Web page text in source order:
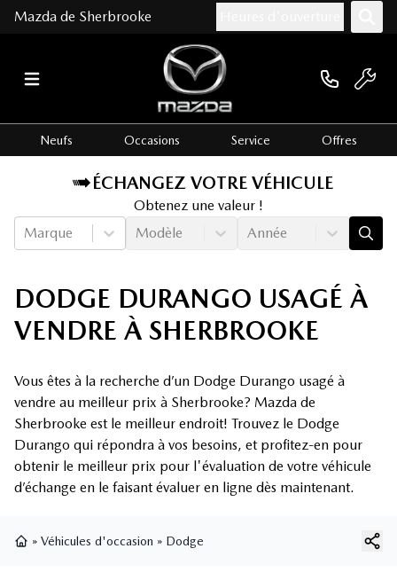
Mazda de Sherbrooke
Neufs Occasions Service Offres
ÉCHANGEZ VOTRE VÉHICULE
Obtenez une valeur !
Marque
Modèle Année
DODGE DURANGO USAGÉ À
VENDRE À SHERBROOKE
Vous êtes à la recherche d’un Dodge Durango usagé à
vendre au meilleur prix à Sherbrooke? Mazda de
Sherbrooke est le meilleur endroit! Trouvez le Dodge
Durango qui répondra à vos besoins, et profitez-en pour
obtenir le meilleur prix pour l'évaluation de votre véhicule
d’échange en le faisant évaluer en ligne dès maintenant.
» Véhicules d'occasion » Dodge